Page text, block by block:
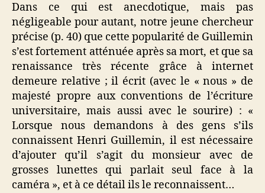
Dans ce qui est anecdotique, mais pas
négligeable pour autant, notre jeune chercheur
précise (p. 40) que cette popularité de Guillemin
s’est fortement atténuée après sa mort, et que sa
renaissance très récente grâce à internet
demeure relative ; il écrit (avec le « nous » de
majesté propre aux conventions de l’écriture
universitaire, mais aussi avec le sourire) : «
Lorsque nous demandons à des gens s’ils
connaissent Henri Guillemin, il est nécessaire
d’ajouter qu’il s’agit du monsieur avec de
grosses lunettes qui parlait seul face à la
caméra », et à ce détail ils le reconnaissent…